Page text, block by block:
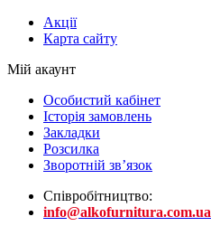
Акції
Карта сайту
Мій акаунт
Особистий кабінет
Історія замовлень
Закладки
Розсилка
Зворотній зв’язок
Співробітництво:
info@alkofurnitura.com.ua